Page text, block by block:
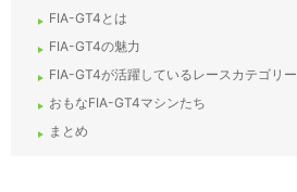
FIA-GT4とは
FIA-GT4の魅力
FIA-GT4が活躍しているレースカテゴリー
おもなFIA-GT4マシンたち
まとめ